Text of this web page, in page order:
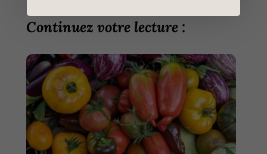
Continuez votre lecture :